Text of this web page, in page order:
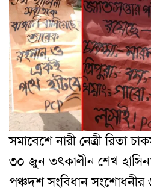
সমাবেশে নারী নেত্রী রিতা
৩০ জুন তৎকালীন শেখ
পঞ্চদশ সংবিধান